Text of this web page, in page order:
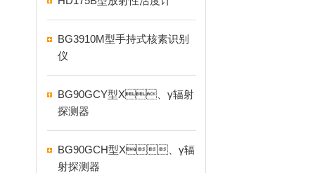
BG3910M型手持式核素识别
仪
BG90GCY型X、γ辐射
探测器
BG90GCH型X、γ辐
射探测器